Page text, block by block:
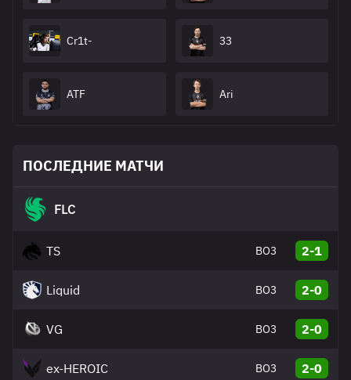
Cr1t-
ATF
33
Ari
ПОСЛЕДНИЕ МАТЧИ
FLC
TS BO3 2-1
Liquid BO3 2-0
VG BO3 2-0
ex-HEROIC BO3 2-0